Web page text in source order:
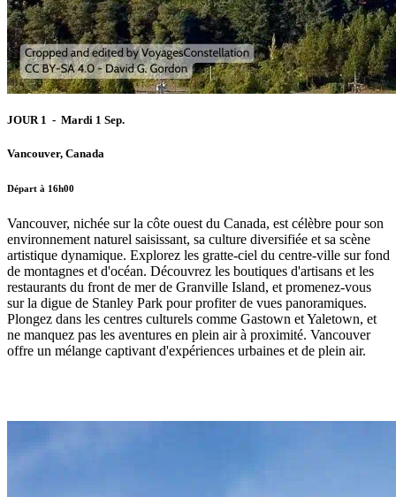
JOUR 1 - Mardi 1 Sep.
Vancouver, Canada
Départ à 16h00
Vancouver, nichée sur la côte ouest du Canada, est célèbre pour son
environnement naturel saisissant, sa culture diversifiée et sa scène
artistique dynamique. Explorez les gratte-ciel du centre-ville sur fond
de montagnes et d'océan. Découvrez les boutiques d'artisans et les
restaurants du front de mer de Granville Island, et promenez-vous
sur la digue de Stanley Park pour profiter de vues panoramiques.
Plongez dans les centres culturels comme Gastown et Yaletown, et
ne manquez pas les aventures en plein air à proximité. Vancouver
offre un mélange captivant d'expériences urbaines et de plein air.